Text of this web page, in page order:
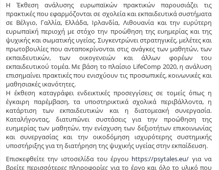
Η Έκθεση ανάλυσης ευρωπαϊκών πρακτικών παρουσιάζει τις
πρακτικές που εφαρμόζονται σε σχολεία και εκπαιδευτικά συστήματα
σε Βέλγιο, Γαλλία, Ελλάδα, Ιρλανδία, Λιθουανία και την ευρύτερη
ευρωπαϊκή περιοχή με στόχο την προώθηση της ευημερίας και της
ψυχικής και σωματικής υγείας. Συγκεντρώνει στρατηγικές, μελέτες και
πρωτοβουλίες που ανταποκρίνονται στις ανάγκες των μαθητών, των
εκπαιδευτικών, των οικογενειών και άλλων φορέων του
εκπαιδευτικού τομέα. Με βάση το πλαίσιο LifeComp 2020, η ανάλυση
επισημαίνει πρακτικές που ενισχύουν τις προσωπικές, κοινωνικές και
μαθησιακές ικανότητες.
Η έκθεση καταγράφει ενδεικτικές προσεγγίσεις σε τομείς όπως η
έγκαιρη παρέμβαση, τα υποστηρικτικά σχολικά περιβάλλοντα, η
κατάρτιση των εκπαιδευτικών και η διατομεακή συνεργασία.
Καταλήγοντας, διατυπώνει συστάσεις για την προώθηση της
ευημερίας των μαθητών, την ενίσχυση των δεξιοτήτων επικοινωνίας
και συνεργασίας και την οικοδόμηση ισχυρότερης συστημικής
υποστήριξης για τη διατήρηση της ψυχικής υγείας στην εκπαίδευση.
Επισκεφθείτε την ιστοσελίδα του έργου https://psytales.eu/ για να
βρείτε περισσότερες πληροφορίες για το έργο και όλο το υλικό που